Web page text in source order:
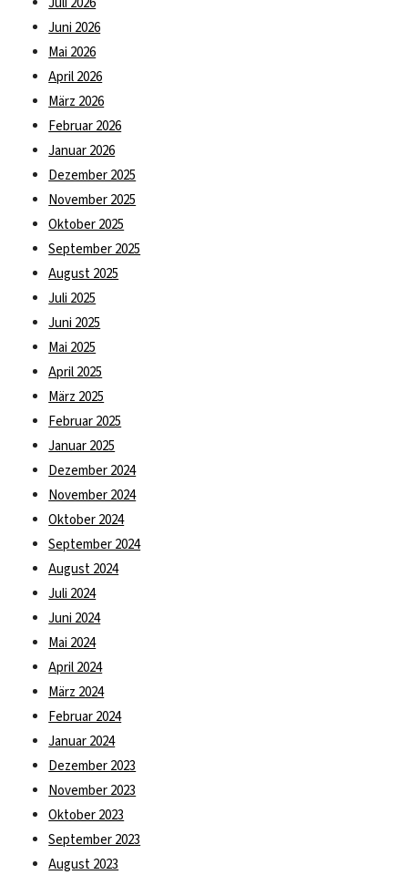
Juni 2026
Mai 2026
April 2026
März 2026
Februar 2026
Januar 2026
Dezember 2025
November 2025
Oktober 2025
September 2025
August 2025
Juli 2025
Juni 2025
Mai 2025
April 2025
März 2025
Februar 2025
Januar 2025
Dezember 2024
November 2024
Oktober 2024
September 2024
August 2024
Juli 2024
Juni 2024
Mai 2024
April 2024
März 2024
Februar 2024
Januar 2024
Dezember 2023
November 2023
Oktober 2023
September 2023
August 2023